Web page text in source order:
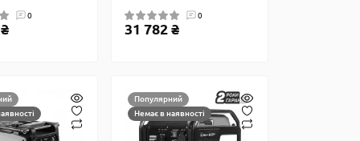
0 0
31 782 ₴
Популярний
Немає в наявності